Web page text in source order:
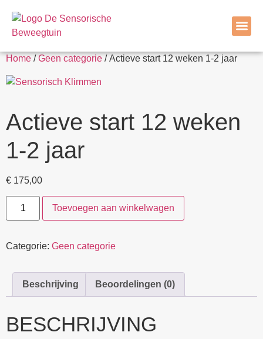
Home /Geen categorie / Actieve start 12 weken 1-2 jaar
Actieve start 12 weken
1-2 jaar
€ 175,00
Toevoegen aan winkelwagen
Categorie: Geen categorie
Beschrijving Beoordelingen (0)
BESCHRIJVING